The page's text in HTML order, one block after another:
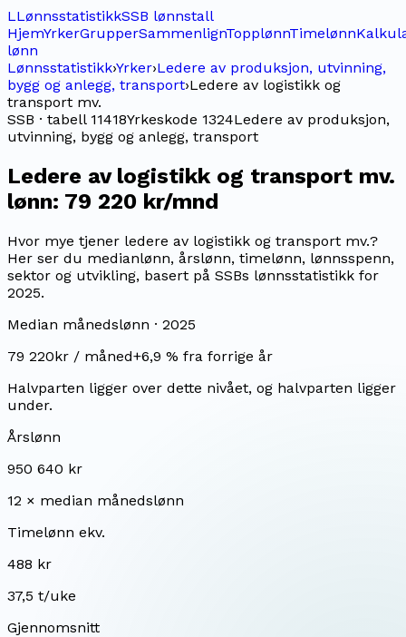
LLønnsstatistikkSSB lønnstall
HjemYrkerGrupperSammenlignTopplønnTimelønn
lønn
Lønnsstatistikk›Yrker›Ledere av produksjon, utvinning,
bygg og anlegg, transport›Ledere av logistikk og
transport mv.
SSB · tabell 11418Yrkeskode 1324Ledere av produksjon,
utvinning, bygg og anlegg, transport
Ledere av logistikk og transport mv.
lønn: 79 220 kr/mnd
Hvor mye tjener ledere av logistikk og transport mv.?
Her ser du medianlønn, årslønn, timelønn, lønnsspenn,
sektor og utvikling, basert på SSBs lønnsstatistikk for
2025.
Median månedslønn · 2025
79 220kr / måned+6,9 % fra forrige år
Halvparten ligger over dette nivået, og halvparten ligger
under.
Årslønn
950 640 kr
12 × median månedslønn
Timelønn ekv.
488 kr
37,5 t/uke
Gjennomsnitt